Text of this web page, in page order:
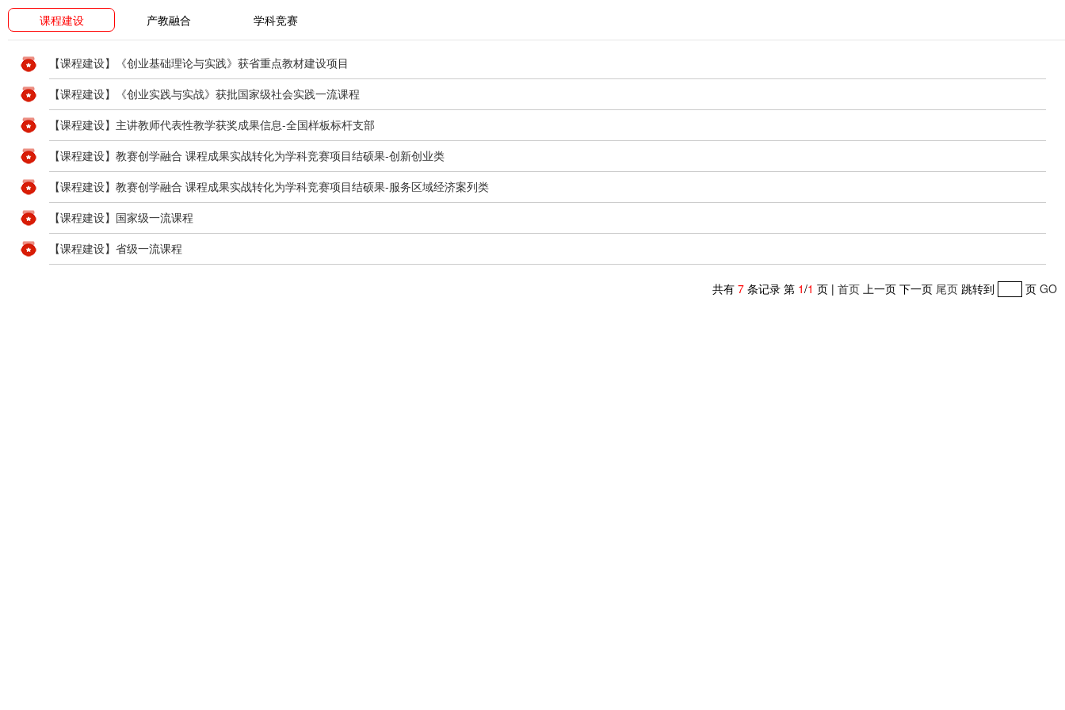
课程建设 产教融合 学科竞赛
【课程建设】《创业基础理论与实践》获省重点教材建设项目
【课程建设】《创业实践与实战》获批国家级社会实践一流课程
【课程建设】主讲教师代表性教学获奖成果信息-全国样板标杆支部
【课程建设】教赛创学融合 课程成果实战转化为学科竞赛项目结硕果-创新创业类
【课程建设】教赛创学融合 课程成果实战转化为学科竞赛项目结硕果-服务区域经济案列类
【课程建设】国家级一流课程
【课程建设】省级一流课程
共有 7 条记录 第 1/1 页 | 首页 上一页 下一页 尾页 跳转到 页 GO